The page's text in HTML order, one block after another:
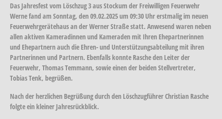
Das Jahresfest vom Löschzug 3 aus Stockum der Freiwilligen Feuerwehr
Werne fand am Sonntag, den 09.02.2025 um 09:30 Uhr erstmalig im neuen
Feuerwehrgerätehaus an der Werner Straße statt. Anwesend waren neben
allen aktiven Kameradinnen und Kameraden mit Ihren Ehepartnerinnen
und Ehepartnern auch die Ehren- und Unterstützungsabteilung mit ihren
Partnerinnen und Partnern. Ebenfalls konnte Rasche den Leiter der
Feuerwehr, Thomas Temmann, sowie einen der beiden Stellvertreter,
Tobias Tenk, begrüßen.
Nach der herzlichen Begrüßung durch den Löschzugführer Christian Rasche
folgte ein kleiner Jahresrückblick.